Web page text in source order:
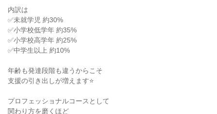
内訳は
✅未就学児 約30%
✅小学校低学年 約35%
✅小学校高学年 約25%
✅中学生以上 約10%
年齢も発達段階も違うからこそ
支援の引き出しが増えます⭐
プロフェッショナルコースとして
関わり方を磨くほど